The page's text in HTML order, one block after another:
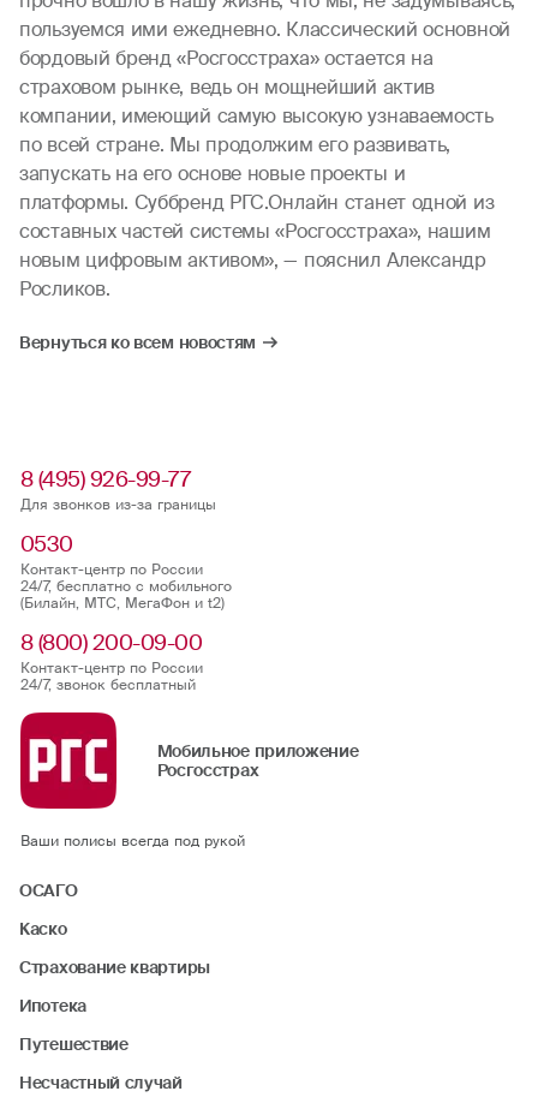
пользуемся ими ежедневно. Классический основной
бордовый бренд «Росгосстраха» остается на
страховом рынке, ведь он мощнейший актив
компании, имеющий самую высокую узнаваемость
по всей стране. Мы продолжим его развивать,
запускать на его основе новые проекты и
платформы. Суббренд РГС.Онлайн станет одной из
составных частей системы «Росгосстраха», нашим
новым цифровым активом», — пояснил Александр
Росликов.
Вернуться ко всем новостям
8 (495) 926-99-77
Для звонков из-за границы
0530
Контакт-центр по России
24/7, бесплатно с мобильного
(Билайн, МТС, МегаФон и t2)
8 (800) 200-09-00
Контакт-центр по России
24/7, звонок бесплатный
Мобильное приложение
Росгосстрах
Ваши полисы всегда под рукой
ОСАГО
Каско
Страхование квартиры
Ипотека
Путешествие
Несчастный случай